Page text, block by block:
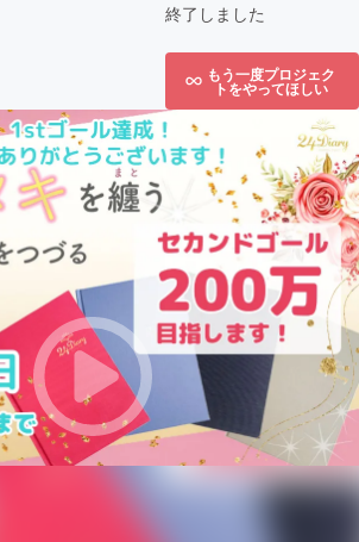
終了しました
もう一度プロジェク
トをやってほしい